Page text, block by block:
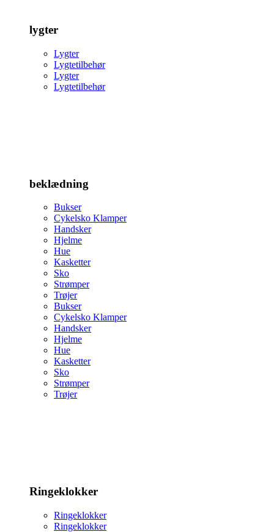
lygter
Lygter
Lygtetilbehør
Lygter
Lygtetilbehør
beklædning
Bukser
Cykelsko Klamper
Handsker
Hjelme
Hue
Kasketter
Sko
Strømper
Trøjer
Bukser
Cykelsko Klamper
Handsker
Hjelme
Hue
Kasketter
Sko
Strømper
Trøjer
Ringeklokker
Ringeklokker
Ringeklokker